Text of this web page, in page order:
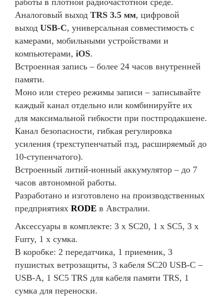
работы в плотной радиочастотной среде.
Аналоговый выход TRS 3.5 мм, цифровой
выход USB-C, универсальная совместимость с
камерами, мобильными устройствами и
компьютерами, iOS.
Встроенная запись – более 24 часов внутренней
памяти.
Моно или стерео режимы записи – записывайте
каждый канал отдельно или комбинируйте их
для максимальной гибкости при постпродакшене.
Канал безопасности, гибкая регулировка
усиления (трехступенчатый пэд, расширяемый до
10-ступенчатого).
Встроенный литий-ионный аккумулятор – до 7
часов автономной работы.
Разработано и изготовлено на производственных
предприятиях RODE в Австралии.
Аксессуары в комплекте: 3 х SC20, 1 х SC5, 3 х
Furry, 1 х сумка.
В коробке: 2 передатчика, 1 приемник, 3
пушистых ветрозащиты, 3 кабеля SC20 USB-C –
USB-A, 1 SC5 TRS для кабеля памяти TRS, 1
сумка для переноски.